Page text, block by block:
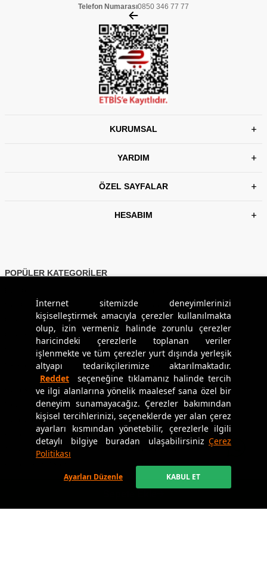
İnternet sitemizde deneyimlerinizi
kişiselleştirmek amacıyla çerezler kullanılmakta
olup, izin vermeniz halinde zorunlu çerezler
haricindeki çerezlerle toplanan veriler
işlenmekte ve tüm çerezler yurt dışında yerleşik
altyapı tedarikçilerimize aktarılmaktadır.
Reddet
seçeneğine tıklamanız halinde tercih
ve ilgi alanlarına yönelik maalesef sana özel bir
deneyim sunamayacağız. Çerezler bakımından
kişisel tercihlerinizi, seçeneklerde yer alan çerez
ayarları kısmından yönetebilir, çerezlerle ilgili
detaylı bilgiye buradan ulaşabilirsiniz Çerez
Politikası
Ayarları Düzenle KABUL ET
Telefon Numarası0850 346 77 77
KURUMSAL
YARDIM
ÖZEL SAYFALAR
HESABIM
POPÜLER KATEGORİLER
Polar Erkek Eşofman Takım
Erkek Eşofman Takımı
Kadın Sweatshirt
Siyah Kadın Eşofman Altı
Kadın Eşofman Altı
Pantolon
Erkek Çocuk Sweatshirt
Kadın Basic T-Shirt
Kadın Setli Ürünler
Tüm Kız Çocuk Ürünleri
Kız Çocuk Eşofman Takım
Kız Çocuk Tayt Takım
Kız Çocuk Eşofman Alt
Tüm Erkek Çocuk Ürünleri